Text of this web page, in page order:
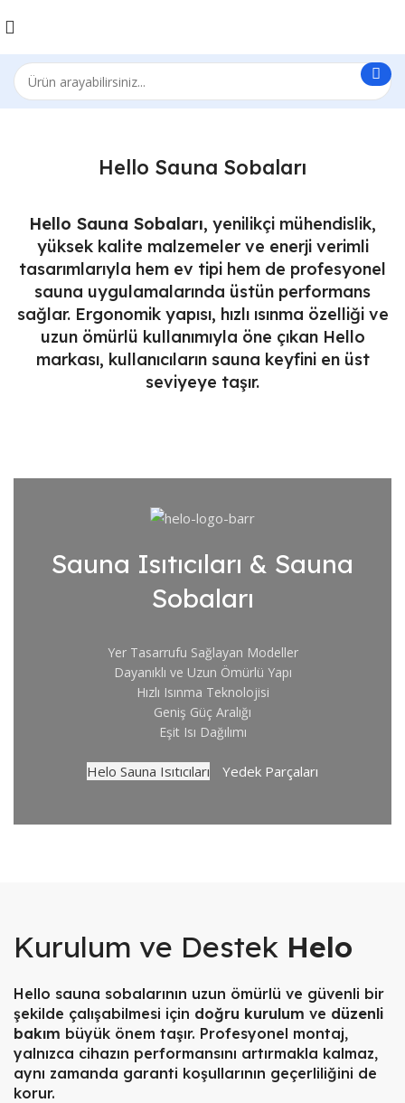
Hello Sauna Sobaları
Hello Sauna Sobaları, yenilikçi mühendislik,
yüksek kalite malzemeler ve enerji verimli
tasarımlarıyla hem ev tipi hem de profesyonel
sauna uygulamalarında üstün performans
sağlar. Ergonomik yapısı, hızlı ısınma özelliği ve
uzun ömürlü kullanımıyla öne çıkan Hello
markası, kullanıcıların sauna keyfini en üst
seviyeye taşır.
Sauna Isıtıcıları & Sauna
Sobaları
Yer Tasarrufu Sağlayan Modeller
Dayanıklı ve Uzun Ömürlü Yapı
Hızlı Isınma Teknolojisi
Geniş Güç Aralığı
Eşit Isı Dağılımı
Helo Sauna Isıtıcıları Yedek Parçaları
Kurulum ve Destek Helo
Hello sauna sobalarının uzun ömürlü ve güvenli bir
şekilde çalışabilmesi için doğru kurulum ve düzenli
bakım büyük önem taşır. Profesyonel montaj,
yalnızca cihazın performansını artırmakla kalmaz,
aynı zamanda garanti koşullarının geçerliliğini de
korur.